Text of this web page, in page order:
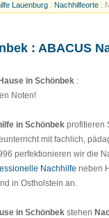
Lauenburg : Nachhilfeorte :
: ABACUS
in Schönbek :
Noten!
in Schönbek profitieren
mit fachlich,
perfektionieren wir die
Nachhilfe neben
in Ostholstein an.
in Schönbek stehen